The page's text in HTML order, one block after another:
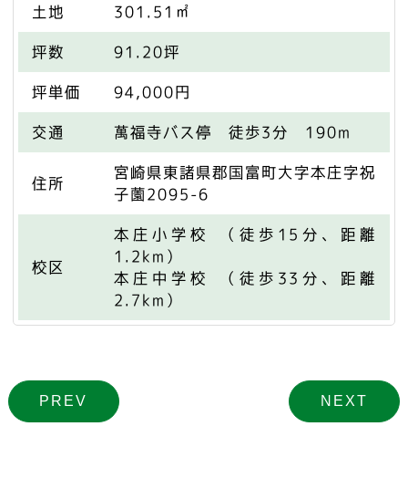
土地 301.51㎡
坪数 91.20坪
坪単価 94,000円
交通 萬福寺バス停 徒歩3分 190m
住所
宮崎県東諸県郡国富町大字本庄字祝
子薗2095-6
校区
本庄小学校 （徒歩15分、距離
1.2km）
本庄中学校 （徒歩33分、距離
2.7km）
PREV NEXT